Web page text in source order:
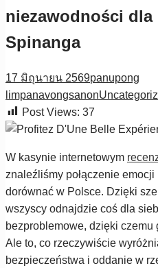
niezawodności dla
Spinanga
17 มิถุนายน 2569panupong
limpanavongsanon
Post Views: 37
W kasynie internetowym
znaleźliśmy połączenie
dorównać w Polsce. Dzięki
wszyscy odnajdzie coś dla
bezproblemowe, dzięki czemu
Ale to, co rzeczywiście
bezpieczeństwa i oddanie w